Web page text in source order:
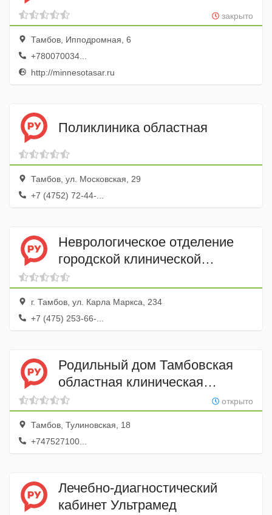
закрыто
Тамбов, Ипподромная, 6
+780070034...
http://minnesotasar.ru
Поликлиника областная
Тамбов, ул. Московская, 29
+7 (4752) 72-44-...
Неврологическое отделение
городской клинической
больницы № 3
г. Тамбов, ул. Карла Маркса, 234
+7 (475) 253-66-...
Родильный дом Тамбовская
областная клиническая
больница им. В.Д. Бабенкооткрыто
Тамбов, Тулиновская, 18
+747527100...
Лечебно-диагностический
кабинет Ультрамед